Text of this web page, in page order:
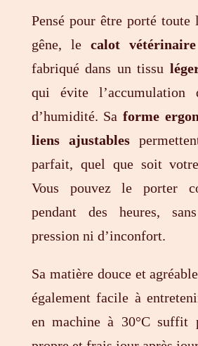
Pensé pour être porté toute
gêne, le calot
fabriqué dans un tissu
qui évite l’accumulation
d’humidité. Saforme
liens ajustables
parfait, quel que soit
Vous pouvez le porter
pendant des heures,
pression ni d’inconfort.
Sa matière douce et
également facile à
en machine à 30°C suffit